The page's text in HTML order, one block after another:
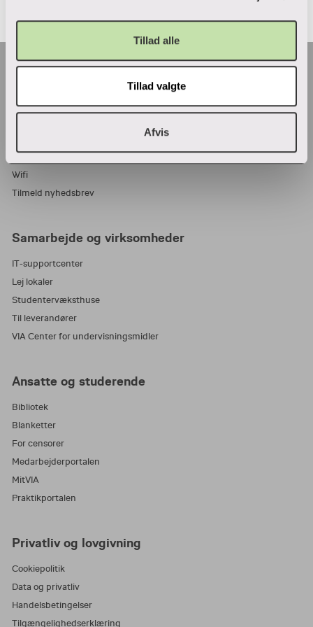
Tillad alle
Tillad valgte
Afvis
Adresser
Parkering
Wifi
Tilmeld nyhedsbrev
Samarbejde og virksomheder
IT-supportcenter
Lej lokaler
Studentervæksthuse
Til leverandører
VIA Center for undervisningsmidler
Ansatte og studerende
Bibliotek
Blanketter
For censorer
Medarbejderportalen
MitVIA
Praktikportalen
Privatliv og lovgivning
Cookiepolitik
Data og privatliv
Handelsbetingelser
Tilgængelighedserklæring